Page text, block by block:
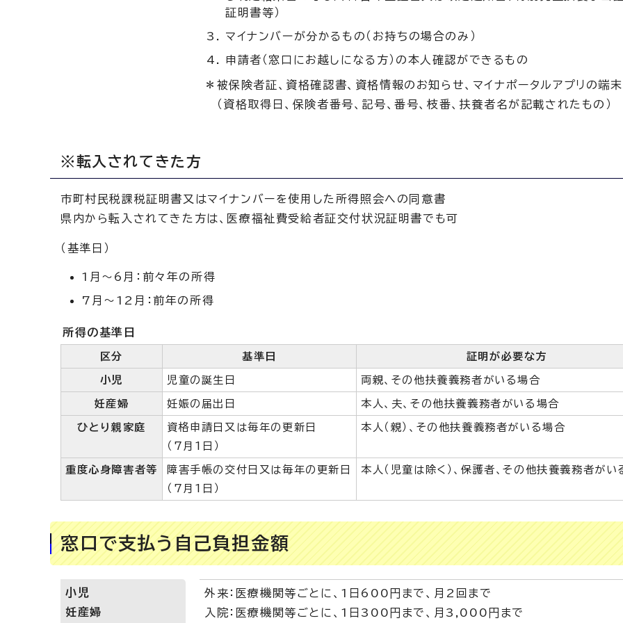
証明書等）
マイナンバーが分かるもの（お持ちの場合のみ）
申請者（窓口にお越しになる方）の本人確認ができるもの
＊被保険者証、資格確認書、資格情報のお知らせ、マイナポータルアプリの端
（資格取得日、保険者番号、記号、番号、枝番、扶養者名が記載されたもの）
※転入されてきた方
市町村民税課税証明書又はマイナンバーを使用した所得照会への同意書
県内から転入されてきた方は、医療福祉費受給者証交付状況証明書でも可
（基準日）
1月～6月：前々年の所得
7月～12月：前年の所得
所得の基準日
区分 基準日 証明が必要な方
小児 児童の誕生日 両親、その他扶養義務者がいる場合
妊産婦 妊娠の届出日 本人、夫、その他扶養義務者がいる場合
ひとり親家庭
資格申請日又は毎年の更新日
（7月1日）
本人（親）、その他扶養義務者がいる場合
重度心身障害者等
障害手帳の交付日又は毎年の更新日
（7月1日）
本人（児童は除く）、保護者、その他扶養義務者がい
窓口で支払う自己負担金額
小児
妊産婦
外来：医療機関等ごとに、1日600円まで、月2回まで
入院：医療機関等ごとに、1日300円まで、月3,000円まで